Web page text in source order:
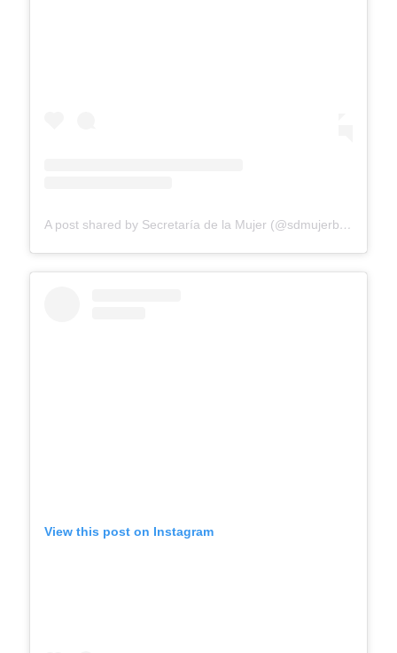
A post shared by Secretaría de la Mujer (@sdmujerbogota)
View this post on Instagram